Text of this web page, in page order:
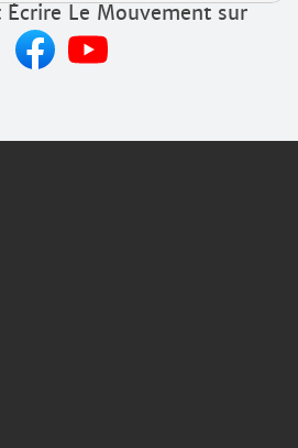
Écrire Le Mouvement sur